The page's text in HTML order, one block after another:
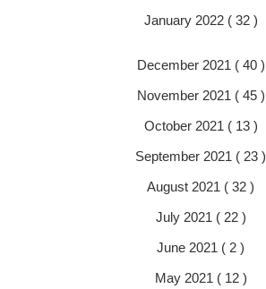
January 2022 ( 32 )
December 2021 ( 40 )
November 2021 ( 45 )
October 2021 ( 13 )
September 2021 ( 23 )
August 2021 ( 32 )
July 2021 ( 22 )
June 2021 ( 2 )
May 2021 ( 12 )